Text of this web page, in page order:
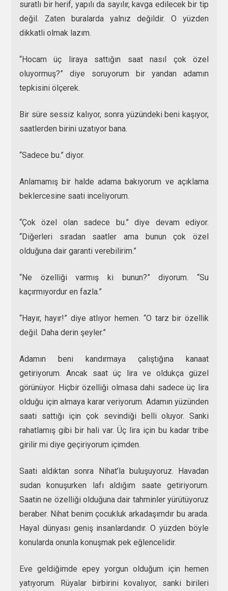
suratlı bir herif, yapılı da sayılır, kavga edilecek bir tip
değil. Zaten buralarda yalnız değildir. O yüzden
dikkatli olmak lazım.
“Hocam üç liraya sattığın saat nasıl çok özel
oluyormuş?” diye soruyorum bir yandan adamın
tepkisini ölçerek.
Bir süre sessiz kalıyor, sonra yüzündeki beni kaşıyor,
saatlerden birini uzatıyor bana.
“Sadece bu.” diyor.
Anlamamış bir halde adama bakıyorum ve açıklama
beklercesine saati inceliyorum.
“Çok özel olan sadece bu.” diye devam ediyor.
“Diğerleri sıradan saatler ama bunun çok özel
olduğuna dair garanti verebilirim.”
“Ne özelliği varmış ki bunun?” diyorum. “Su
kaçırmıyordur en fazla.”
“Hayır, hayır!” diye atlıyor hemen. “O tarz bir özellik
değil. Daha derin şeyler.”
Adamın beni kandırmaya çalıştığına kanaat
getiriyorum. Ancak saat üç lira ve oldukça güzel
görünüyor. Hiçbir özelliği olmasa dahi sadece üç lira
olduğu için almaya karar veriyorum. Adamın yüzünden
saati sattığı için çok sevindiği belli oluyor. Sanki
rahatlamış gibi bir hali var. Üç lira için bu kadar tribe
girilir mi diye geçiriyorum içimden.
Saati aldıktan sonra Nihat’la buluşuyoruz. Havadan
sudan konuşurken lafı aldığım saate getiriyorum.
Saatin ne özelliği olduğuna dair tahminler yürütüyoruz
beraber. Nihat benim çocukluk arkadaşımdır bu arada.
Hayal dünyası geniş insanlardandır. O yüzden böyle
konularda onunla konuşmak pek eğlencelidir.
Eve geldiğimde epey yorgun olduğum için hemen
yatıyorum. Rüyalar birbirini kovalıyor, sanki birileri